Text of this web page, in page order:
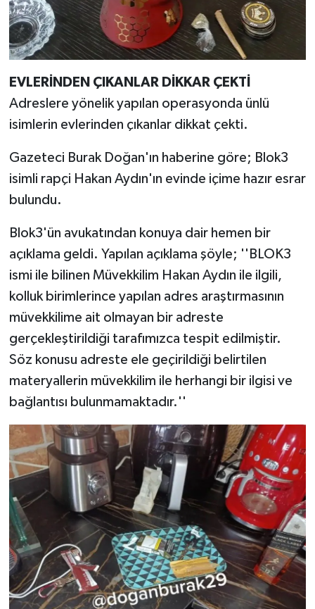
EVLERİNDEN ÇIKANLAR DİKKAR ÇEKTİ
Adreslere yönelik yapılan operasyonda ünlü
isimlerin evlerinden çıkanlar dikkat çekti.
Gazeteci Burak Doğan'ın haberine göre; Blok3
isimli rapçi Hakan Aydın'ın evinde içime hazır esrar
bulundu.
Blok3'ün avukatından konuya dair hemen bir
açıklama geldi. Yapılan açıklama şöyle; ''BLOK3
ismi ile bilinen Müvekkilim Hakan Aydın ile ilgili,
kolluk birimlerince yapılan adres araştırmasının
müvekkilime ait olmayan bir adreste
gerçekleştirildiği tarafımızca tespit edilmiştir.
Söz konusu adreste ele geçirildiği belirtilen
materyallerin müvekkilim ile herhangi bir ilgisi ve
bağlantısı bulunmamaktadır.''